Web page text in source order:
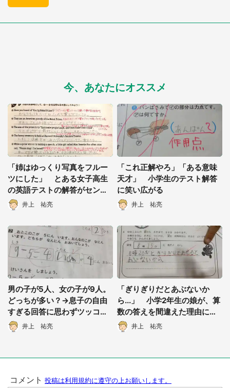
都道府選択
今、あなたにオススメ
「姉はゆっくり写真をフルー
ツにした」 とある女子高生
の英語テストの解答がセンス
の塊だった
井上 祐亮
「これ正解やろ」「ある意味
天才」 小学生のテスト解答
に笑い広がる
井上 祐亮
男の子が5人、女の子が9人。
どっちが多い？→息子の自由
すぎる回答に思わずツッコ
ミ 「犬、どっから連れてき
てん！」
井上 祐亮
「ぎりぎりだとあぶないか
ら...」 小学2年生の娘が、算
数の答えを間違えた理由にほ
っこり井上 祐亮